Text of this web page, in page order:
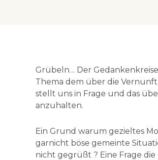
Grübeln… Der
Thema dem über die
stellt uns in Frage und das
anzuhalten.
Ein Grund warum gezieltes
garnicht böse gemeinte
nicht gegrüßt ? Eine Frage